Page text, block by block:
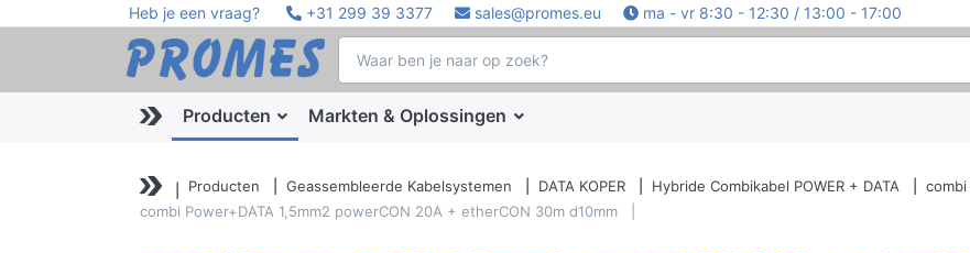
Heb je een vraag? +31 299 39 3377 sales@promes.eu ma - vr 8:30 - 12:30 / 13:00 - 17:00
Producten Markten & Oplossingen
Producten Geassembleerde Kabelsystemen DATA KOPER Hybride Combikabel POWER + DATA
combi Power+DATA 1,5mm2 powerCON 20A + etherCON 30m d10mm